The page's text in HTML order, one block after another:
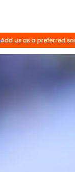
Add us as a preferred